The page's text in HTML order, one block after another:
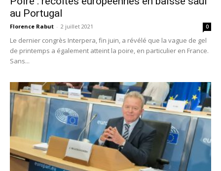
au Portugal
Florence Rabut - 2 juillet 2021 0
Le dernier congrès Interpera, fin juin, a révélé que la vague de gel
de printemps a également atteint la poire, en particulier en France.
Sans...